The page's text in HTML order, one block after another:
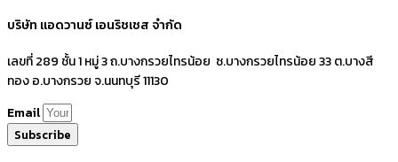
บริษัท แอดวานซ์ เอนริชเชส จำกัด
เลขที่ 289 ชั้น 1 หมู่ 3 ถ.บางกรวยไทรน้อย ซ.บางกรวยไทรน้อย 33 ต.บางสี
ทอง อ.บางกรวย จ.นนทบุรี 11130
Email
Subscribe